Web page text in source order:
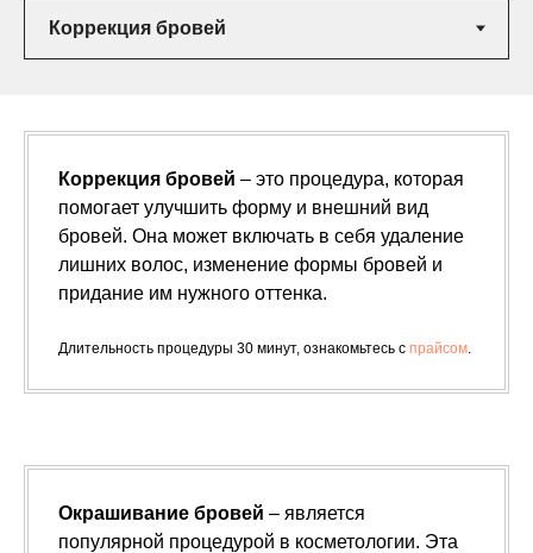
Коррекция бровей – это процедура, которая
помогает улучшить форму и внешний вид
бровей. Она может включать в себя удаление
лишних волос, изменение формы бровей и
придание им нужного оттенка.
Длительность процедуры 30 минут, ознакомьтесь с прайсом.
Окрашивание бровей – является
популярной процедурой в косметологии. Эта